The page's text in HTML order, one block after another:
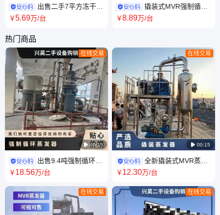
出售二手7平方冻干机
制温范围0--30°噪音20db 附件
￥5.69万/台
撬装式MVR强制循环
蒸发器 1-2吨钛材质 30kw 高盐
￥8.89万/台
热门商品
 00:15
在线交易
出售9.4吨强制循环
MVR蒸发器 5吨4体钛材蒸发效
￥18.56万/台
在线交易
 00:15
在线交易
全新撬装式MVR蒸发
器 PLC全自动控制系统 提供技
￥12.30万/台
在线交易